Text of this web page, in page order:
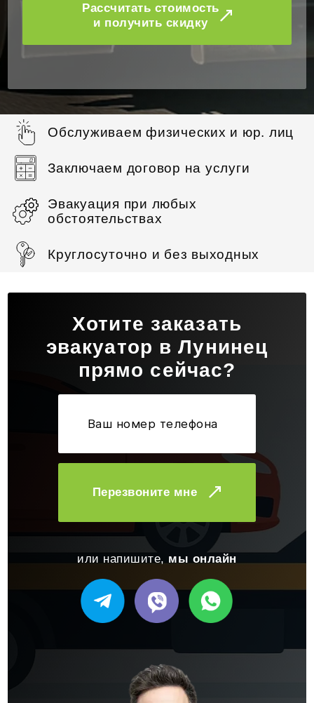
Рассчитать стоимость
и получить скидку
Обслуживаем физических и юр. лиц
Заключаем договор на услуги
Эвакуация при любых
обстоятельствах
Круглосуточно и без выходных
Хотите заказать
эвакуатор в Лунинец
прямо сейчас?
Перезвоните мне
или напишите, мы онлайн